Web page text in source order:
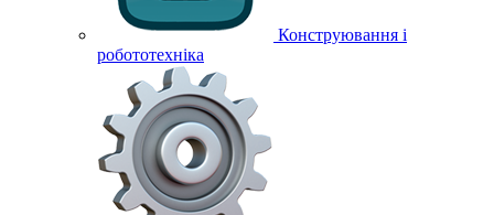
Конструювання і
робототехніка